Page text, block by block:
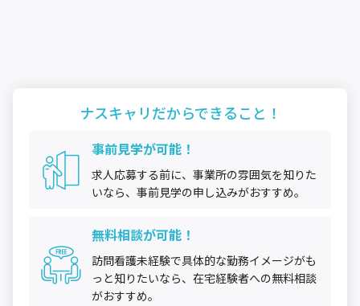
ナスキャリだからできること！
事前見学が可能！
求人応募する前に、事業所の雰囲気を知りた
いなら、事前見学の申し込みがおすすめ。
無料相談が可能！
訪問看護未経験で具体的な勤務イメージがも
っと知りたいなら、在宅経験者への無料相談
がおすすめ。